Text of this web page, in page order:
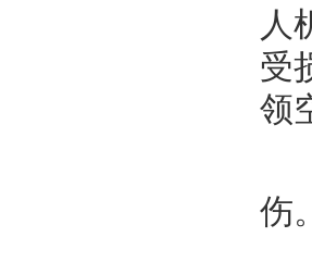
人
受
领
伤